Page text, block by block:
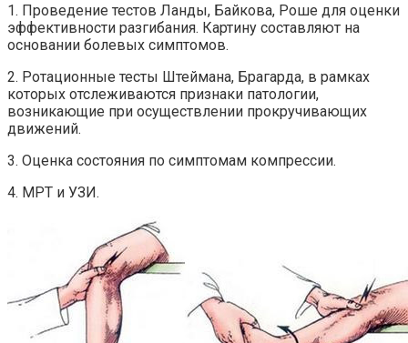
1. Проведение тестов Ланды, Байкова, Роше для оценки
эффективности разгибания. Картину составляют на
основании болевых симптомов.
2. Ротационные тесты Штеймана, Брагарда, в рамках
которых отслеживаются признаки патологии,
возникающие при осуществлении прокручивающих
движений.
3. Оценка состояния по симптомам компрессии.
4. МРТ и УЗИ.